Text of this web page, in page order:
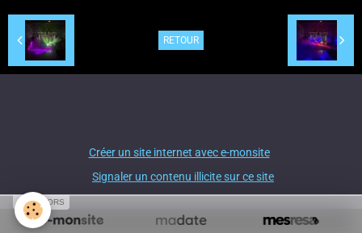
RETOUR
Créer un site internet avec e-monsite
Signaler un contenu illicite sur ce site
SPONSORS